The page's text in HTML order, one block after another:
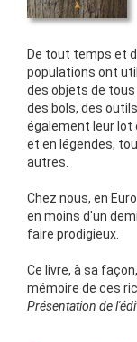
De tout temps et
populations ont
des objets de
des bols, des
également leur lot
et en légendes,
autres.
Chez nous, en
en moins d'un
faire prodigieux.
Ce livre, à sa
mémoire de ces
Présentation de